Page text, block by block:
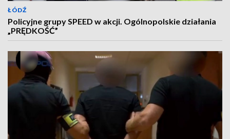
ŁÓDŹ
Policyjne grupy SPEED w akcji. Ogólnopolskie działania
„PRĘDKOŚĆ”